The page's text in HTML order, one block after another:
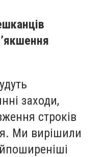
заходи,
строків
Ми вирішили